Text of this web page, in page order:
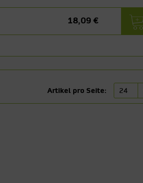
18,09 €
Artikel pro Seite: